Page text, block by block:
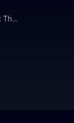
"Rainbow" State Puppet Theater